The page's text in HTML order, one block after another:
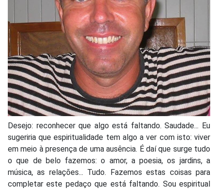
Desejo: reconhecer que algo está faltando. Saudade... Eu
sugeriria que espiritualidade tem algo a ver com isto: viver
em meio à presença de uma ausência. É daí que surge tudo
o que de belo fazemos: o amor, a poesia, os jardins, a
música, as relações... Tudo. Fazemos estas coisas para
completar este pedaço que está faltando. Sou espiritual